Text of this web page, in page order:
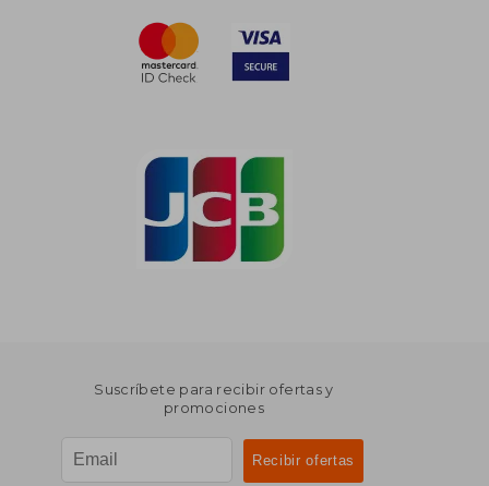
Suscríbete para recibir ofertas y
promociones